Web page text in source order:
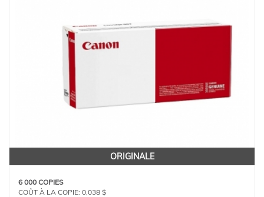
ORIGINALE
6 000 COPIES
COÛT À LA COPIE: 0,038 $